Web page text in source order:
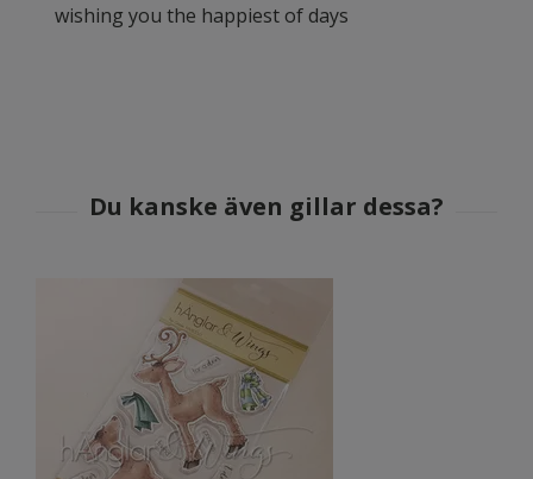
wishing you the happiest of days